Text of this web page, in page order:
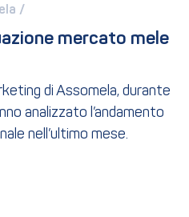
/
mercato mele
di Assomela, durante
analizzato l’andamento
nell’ultimo mese.